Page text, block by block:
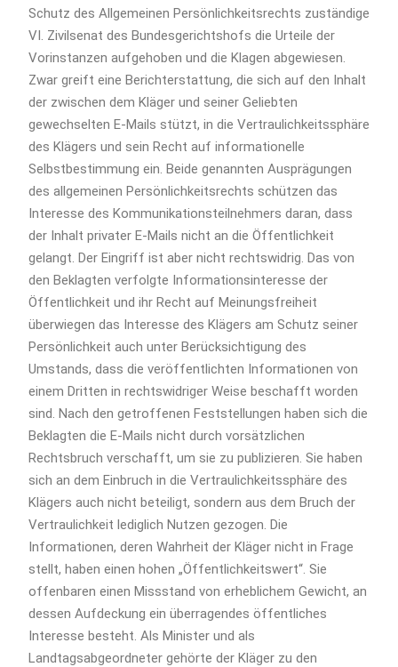
Schutz des Allgemeinen Persönlichkeitsrechts zuständige
VI. Zivilsenat des Bundesgerichtshofs die Urteile der
Vorinstanzen aufgehoben und die Klagen abgewiesen.
Zwar greift eine Berichterstattung, die sich auf den Inhalt
der zwischen dem Kläger und seiner Geliebten
gewechselten E-Mails stützt, in die Vertraulichkeitssphäre
des Klägers und sein Recht auf informationelle
Selbstbestimmung ein. Beide genannten Ausprägungen
des allgemeinen Persönlichkeitsrechts schützen das
Interesse des Kommunikationsteilnehmers daran, dass
der Inhalt privater E-Mails nicht an die Öffentlichkeit
gelangt. Der Eingriff ist aber nicht rechtswidrig. Das von
den Beklagten verfolgte Informationsinteresse der
Öffentlichkeit und ihr Recht auf Meinungsfreiheit
überwiegen das Interesse des Klägers am Schutz seiner
Persönlichkeit auch unter Berücksichtigung des
Umstands, dass die veröffentlichten Informationen von
einem Dritten in rechtswidriger Weise beschafft worden
sind. Nach den getroffenen Feststellungen haben sich die
Beklagten die E-Mails nicht durch vorsätzlichen
Rechtsbruch verschafft, um sie zu publizieren. Sie haben
sich an dem Einbruch in die Vertraulichkeitssphäre des
Klägers auch nicht beteiligt, sondern aus dem Bruch der
Vertraulichkeit lediglich Nutzen gezogen. Die
Informationen, deren Wahrheit der Kläger nicht in Frage
stellt, haben einen hohen „Öffentlichkeitswert“. Sie
offenbaren einen Missstand von erheblichem Gewicht, an
dessen Aufdeckung ein überragendes öffentliches
Interesse besteht. Als Minister und als
Landtagsabgeordneter gehörte der Kläger zu den